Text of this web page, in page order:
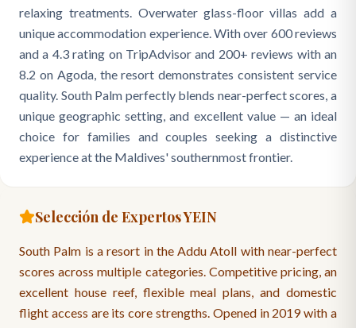
relaxing treatments. Overwater glass-floor villas add a
unique accommodation experience. With over 600 reviews
and a 4.3 rating on TripAdvisor and 200+ reviews with an
8.2 on Agoda, the resort demonstrates consistent service
quality. South Palm perfectly blends near-perfect scores, a
unique geographic setting, and excellent value — an ideal
choice for families and couples seeking a distinctive
experience at the Maldives' southernmost frontier.
Selección de Expertos YEIN
South Palm is a resort in the Addu Atoll with near-perfect
scores across multiple categories. Competitive pricing, an
excellent house reef, flexible meal plans, and domestic
flight access are its core strengths. Opened in 2019 with a